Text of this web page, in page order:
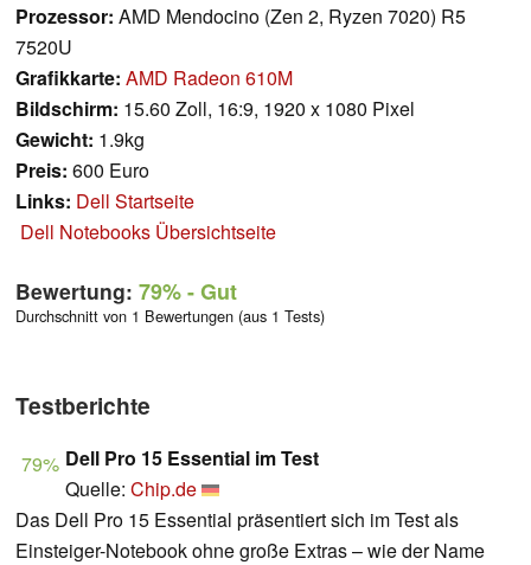
Prozessor: AMD Mendocino (Zen 2, Ryzen 7020) R5
7520U
Grafikkarte: AMD Radeon 610M
Bildschirm: 15.60 Zoll, 16:9, 1920 x 1080 Pixel
Gewicht: 1.9kg
Preis: 600 Euro
Links: Dell Startseite
Dell Notebooks Übersichtseite
Bewertung: 79%- Gut
Durchschnitt von 1 Bewertungen (aus 1 Tests)
Testberichte
79% Dell Pro 15 Essential im Test
Quelle: Chip.de
Das Dell Pro 15 Essential präsentiert sich im Test als
Einsteiger-Notebook ohne große Extras – wie der Name